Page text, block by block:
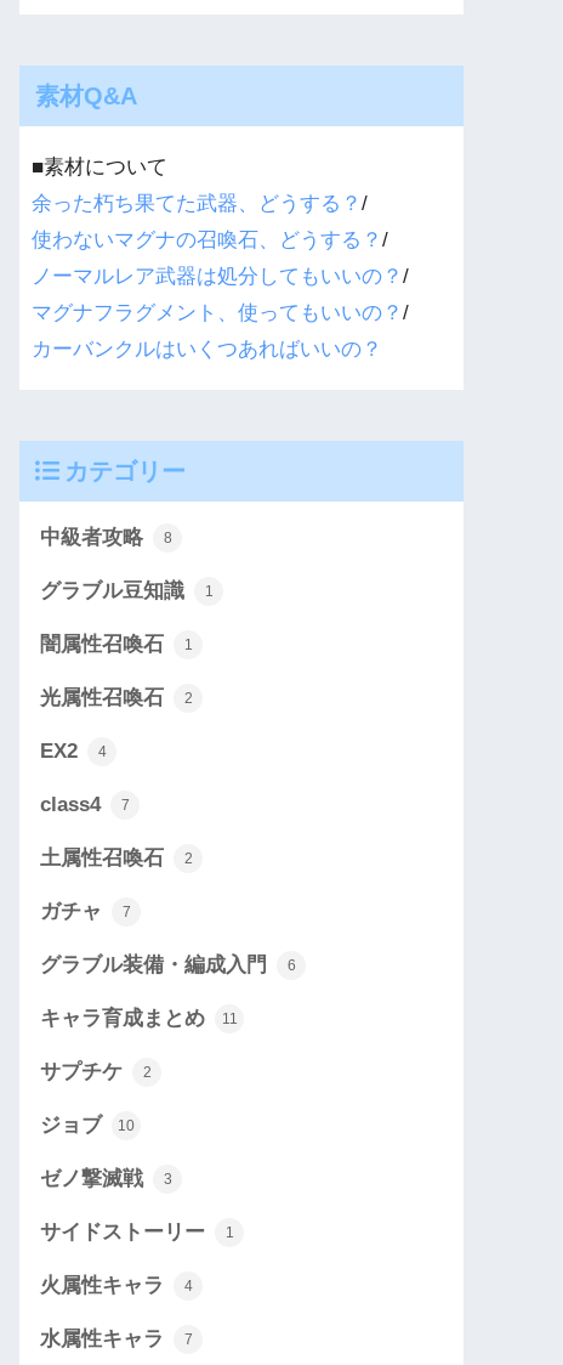
素材Q&A
■素材について
余った朽ち果てた武器、どうする？/
使わないマグナの召喚石、どうする？/
ノーマルレア武器は処分してもいいの？/
マグナフラグメント、使ってもいいの？/
カーバンクルはいくつあればいいの？
カテゴリー
中級者攻略 8
グラブル豆知識 1
闇属性召喚石 1
光属性召喚石 2
EX2 4
class4 7
土属性召喚石 2
ガチャ 7
グラブル装備・編成入門 6
キャラ育成まとめ 11
サプチケ 2
ジョブ 10
ゼノ撃滅戦 3
サイドストーリー 1
火属性キャラ 4
水属性キャラ 7